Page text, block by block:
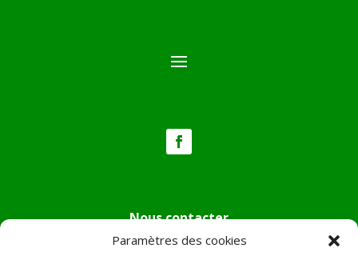
Paramètres des cookies
Nous contacter
Tél :04.95.36.24.02